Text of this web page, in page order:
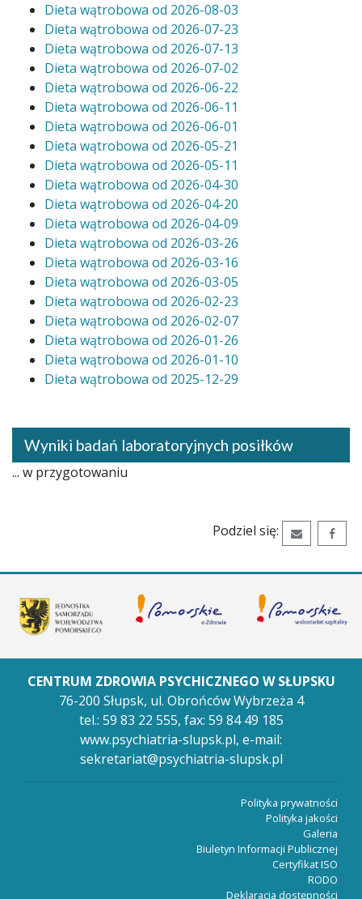
Dieta wątrobowa od 2026-08-03
Dieta wątrobowa od 2026-07-23
Dieta wątrobowa od 2026-07-13
Dieta wątrobowa od 2026-07-02
Dieta wątrobowa od 2026-06-22
Dieta wątrobowa od 2026-06-11
Dieta wątrobowa od 2026-06-01
Dieta wątrobowa od 2026-05-21
Dieta wątrobowa od 2026-05-11
Dieta wątrobowa od 2026-04-30
Dieta wątrobowa od 2026-04-20
Dieta wątrobowa od 2026-04-09
Dieta wątrobowa od 2026-03-26
Dieta wątrobowa od 2026-03-16
Dieta wątrobowa od 2026-03-05
Dieta wątrobowa od 2026-02-23
Dieta wątrobowa od 2026-02-07
Dieta wątrobowa od 2026-01-26
Dieta wątrobowa od 2026-01-10
Dieta wątrobowa od 2025-12-29
Wyniki badań laboratoryjnych posiłków
... w przygotowaniu
Podziel się: Wyślij
CENTRUM ZDROWIA PSYCHICZNEGO W SŁUPSKU
76-200 Słupsk, ul. Obrońców Wybrzeża 4
tel.: 59 83 22 555, fax: 59 84 49 185
www.psychiatria-slupsk.pl, e-mail:
sekretariat@psychiatria-slupsk.pl
Polityka prywatności
Polityka jakości
Galeria
Biuletyn Informacji Publicznej
Certyfikat ISO
RODO
Deklaracja dostępności